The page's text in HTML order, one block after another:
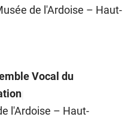
de l'Ardoise – Haut-
Vocal du
l'Ardoise – Haut-